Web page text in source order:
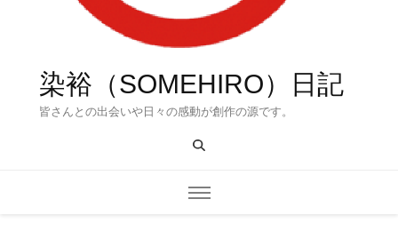
染裕（SOMEHIRO）日記
皆さんとの出会いや日々の感動が創作の源です。